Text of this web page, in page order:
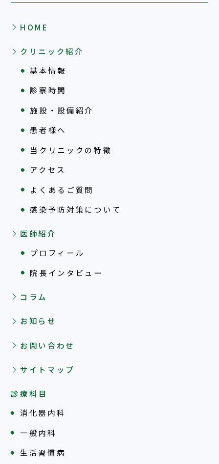
HOME
クリニック紹介
基本情報
診察時間
施設・設備紹介
患者様へ
当クリニックの特徴
アクセス
よくあるご質問
感染予防対策について
医師紹介
プロフィール
院長インタビュー
コラム
お知らせ
お問い合わせ
サイトマップ
診療科目
消化器内科
一般内科
生活習慣病